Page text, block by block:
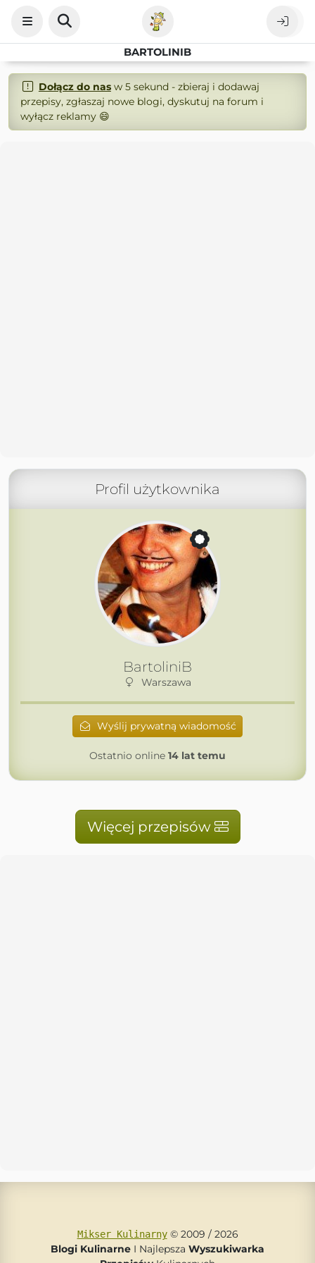
BARTOLINIB
Dołącz do nasw 5 sekund - zbieraj i dodawaj
przepisy, zgłaszaj nowe blogi, dyskutuj na forum i
wyłącz reklamy 😄
Profil użytkownika
BartoliniB
Warszawa
Wyślij prywatną wiadomość
Ostatnio online 14 lat temu
Więcej przepisów
Mikser Kulinarny© 2009 / 2026
Blogi Kulinarne I Najlepsza Wyszukiwarka